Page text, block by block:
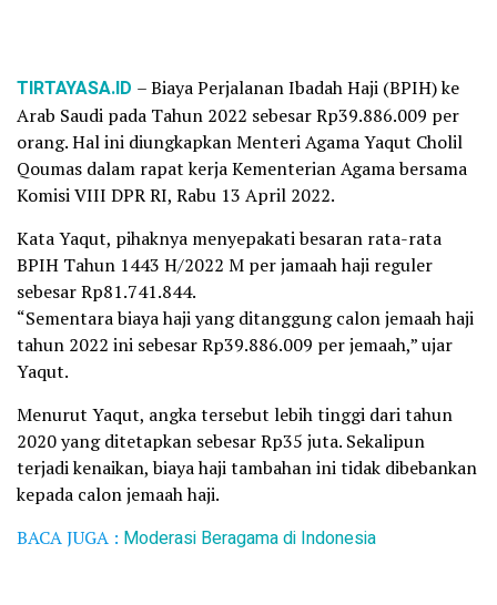
TIRTAYASA.ID – Biaya Perjalanan Ibadah Haji (BPIH) ke
Arab Saudi pada Tahun 2022 sebesar Rp39.886.009 per
orang. Hal ini diungkapkan Menteri Agama Yaqut Cholil
Qoumas dalam rapat kerja Kementerian Agama bersama
Komisi VIII DPR RI, Rabu 13 April 2022.
Kata Yaqut, pihaknya menyepakati besaran rata-rata
BPIH Tahun 1443 H/2022 M per jamaah haji reguler
sebesar Rp81.741.844.
“Sementara biaya haji yang ditanggung calon jemaah haji
tahun 2022 ini sebesar Rp39.886.009 per jemaah,” ujar
Yaqut.
Menurut Yaqut, angka tersebut lebih tinggi dari tahun
2020 yang ditetapkan sebesar Rp35 juta. Sekalipun
terjadi kenaikan, biaya haji tambahan ini tidak dibebankan
kepada calon jemaah haji.
BACA JUGA : Moderasi Beragama di Indonesia